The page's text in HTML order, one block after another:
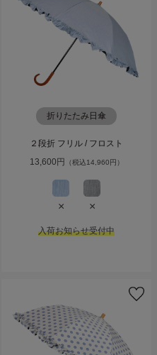
折りたたみ日傘
２段折 フリル / フロスト
13,600円 （税込14,960円）
× ×
入荷お知らせ受付中